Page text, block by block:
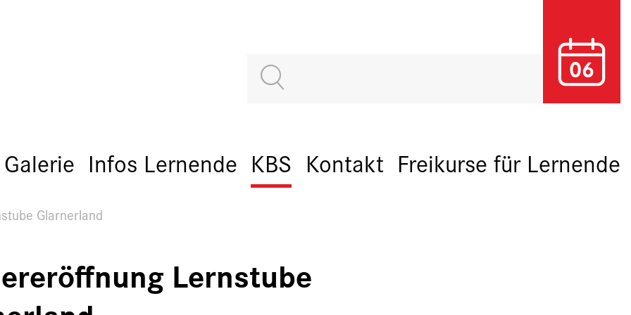
06
Galerie Infos Lernende KBS Kontakt Freikurse für Lernende
Glarnerland
Lernstube